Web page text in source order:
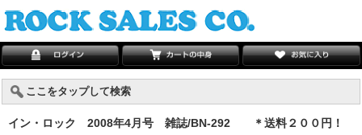
ここをタップして検索
イン・ロック 2008年4月号 雑誌/BN-292 ＊送料２００円！